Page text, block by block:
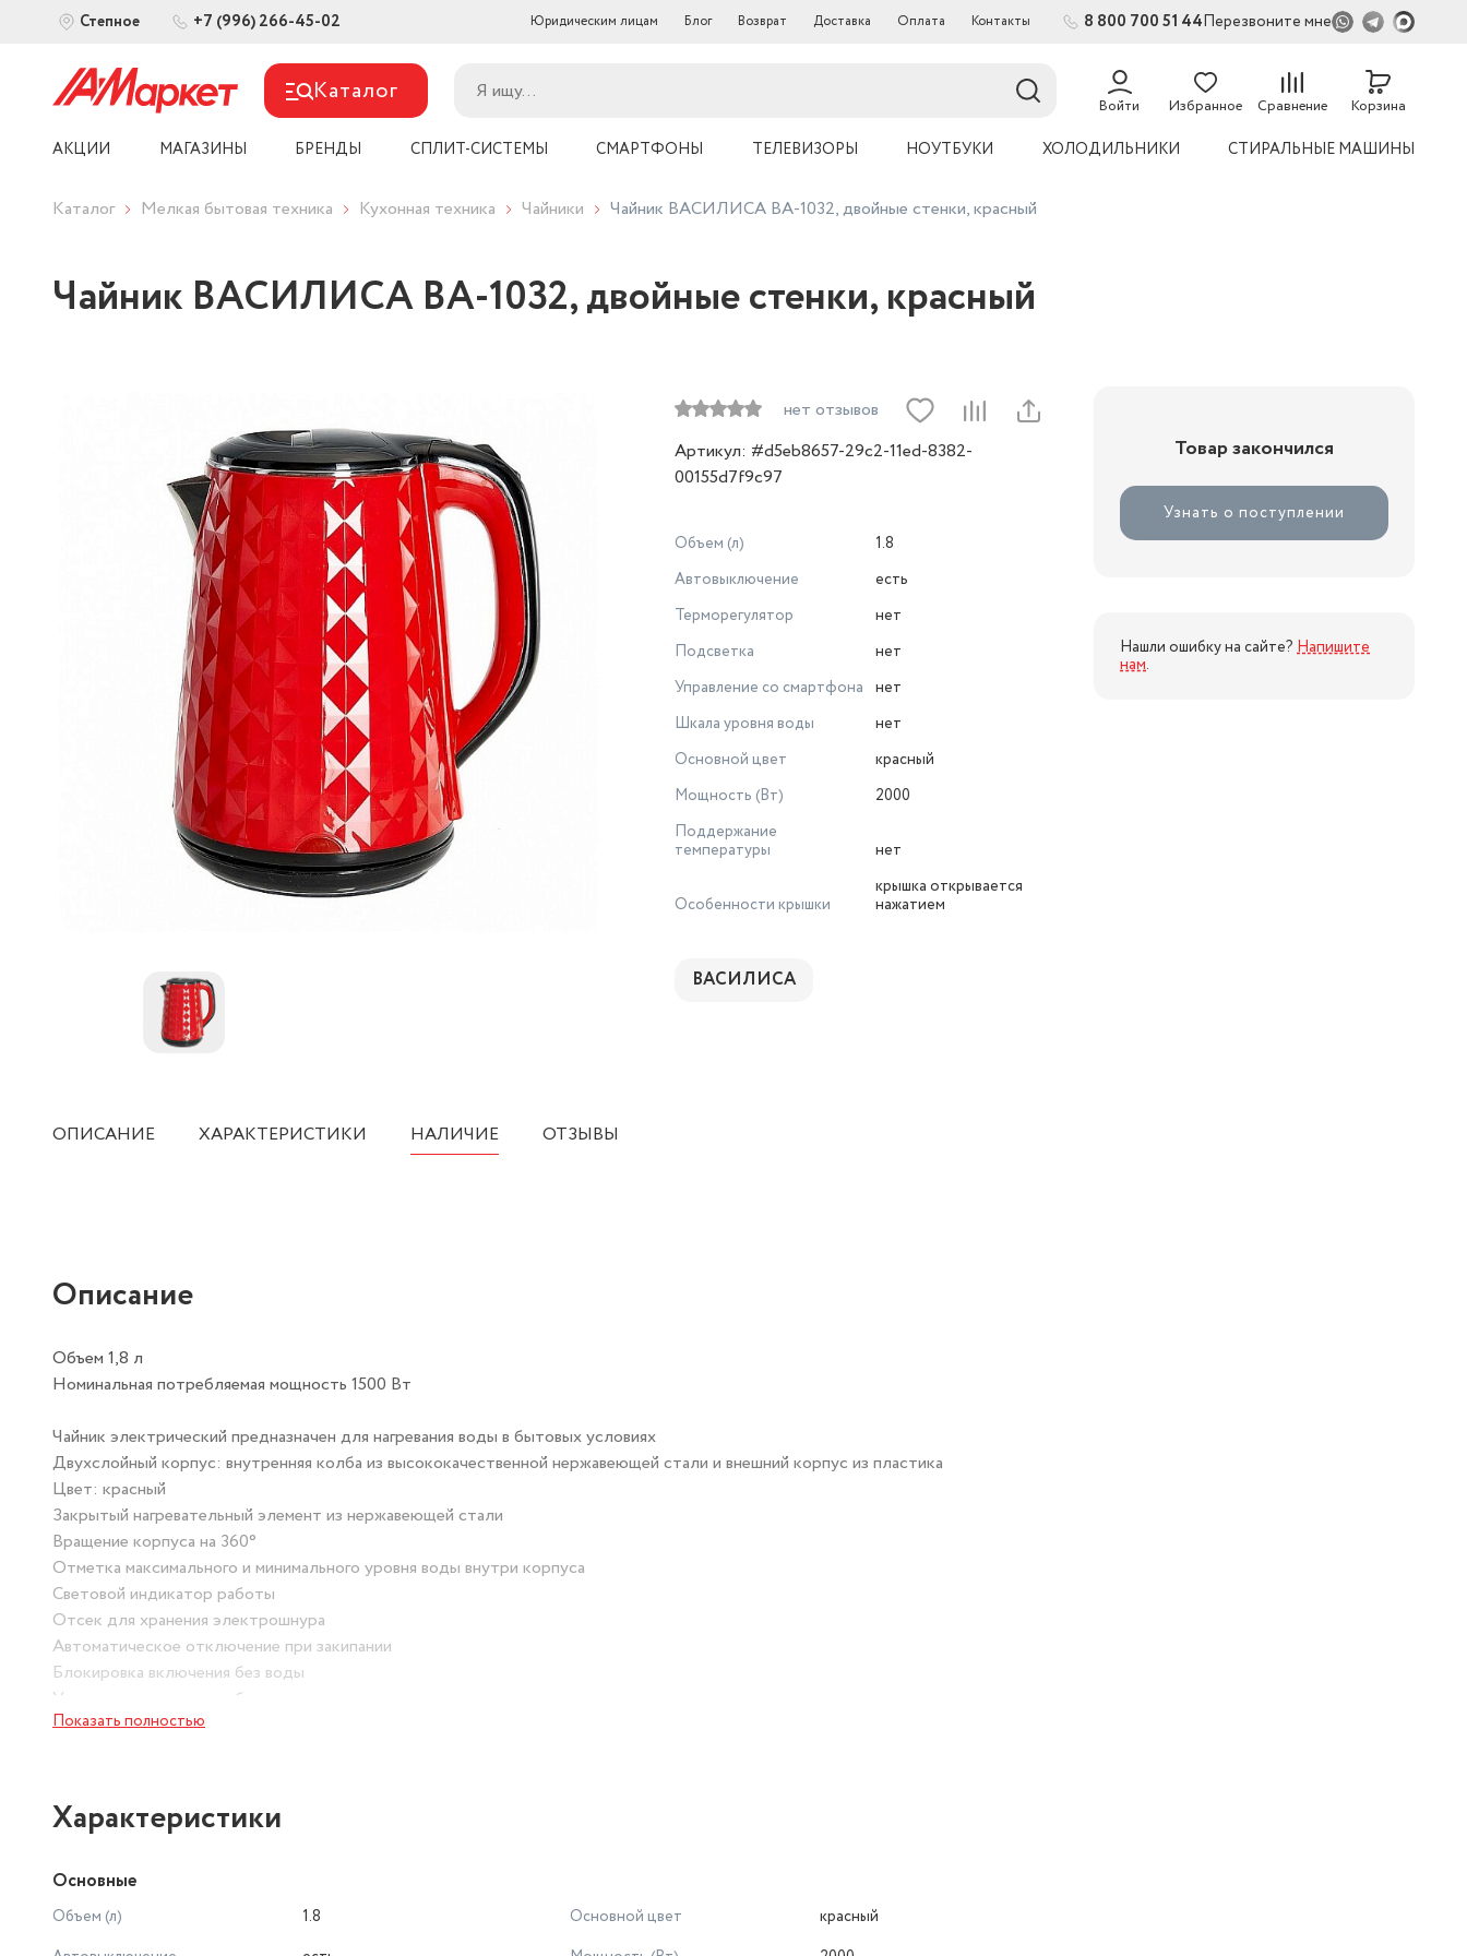
Степное +7 (996) 266-45-02 Юридическим лицам Блог Возврат Доставка Оплата Контакты 8 800 700 51 44Перезвоните мне
Каталог Войти Избранное Сравнение
54
Корзина
АКЦИИ МАГАЗИНЫ БРЕНДЫ СПЛИТ-СИСТЕМЫ СМАРТФОНЫ ТЕЛЕВИЗОРЫ НОУТБУКИ ХОЛОДИЛЬНИКИ СТИРАЛЬНЫЕ МАШИНЫ
Каталог Мелкая бытовая техника Кухонная техника Чайники Чайник ВАСИЛИСА ВА-1032, двойные стенки, красный
Чайник ВАСИЛИСА ВА-1032, двойные стенки, красный
нет отзывов
Артикул: #d5eb8657-29c2-11ed-8382-
00155d7f9c97
Объем (л)
1.8
Автовыключение
есть
Терморегулятор
нет
Подсветка
нет
Управление со смартфона нет
Шкала уровня воды
нет
Основной цвет
красный
Мощность (Вт)
2000
Поддержание
температуры
нет
Особенности крышки
крышка открывается
нажатием
ВАСИЛИСА
Товар закончился
Узнать о поступлении
Нашли ошибку на сайте? Напишите
нам.
ОПИСАНИЕ ХАРАКТЕРИСТИКИ НАЛИЧИЕ ОТЗЫВЫ
Описание
Объем 1,8 л
Номинальная потребляемая мощность 1500 Вт
Чайник электрический предназначен для нагревания воды в бытовых условиях
Двухслойный корпус: внутренняя колба из высококачественной нержавеющей стали и внешний корпус из пластика
Цвет: красный
Закрытый нагревательный элемент из нержавеющей стали
Вращение корпуса на 360°
Отметка максимального и минимального уровня воды внутри корпуса
Световой индикатор работы
Отсек для хранения электрошнура
Автоматическое отключение при закипании
Блокировка включения без воды
Упаковка: цветная коробка
Показать полностью
Характеристики
Основные
Объем (л)
1.8
Основной цвет
красный